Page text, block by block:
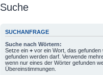
Suche
SUCHANFRAGE
Suche nach Wörtern:
Setze ein + vor ein Wort, das
gefunden werden darf. Verwende
wenn nur eines der Wörter gefunden
Übereinstimmungen.